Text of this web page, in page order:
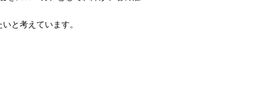
と考えています。